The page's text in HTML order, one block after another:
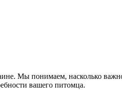
Мы понимаем, насколько
вашего питомца.